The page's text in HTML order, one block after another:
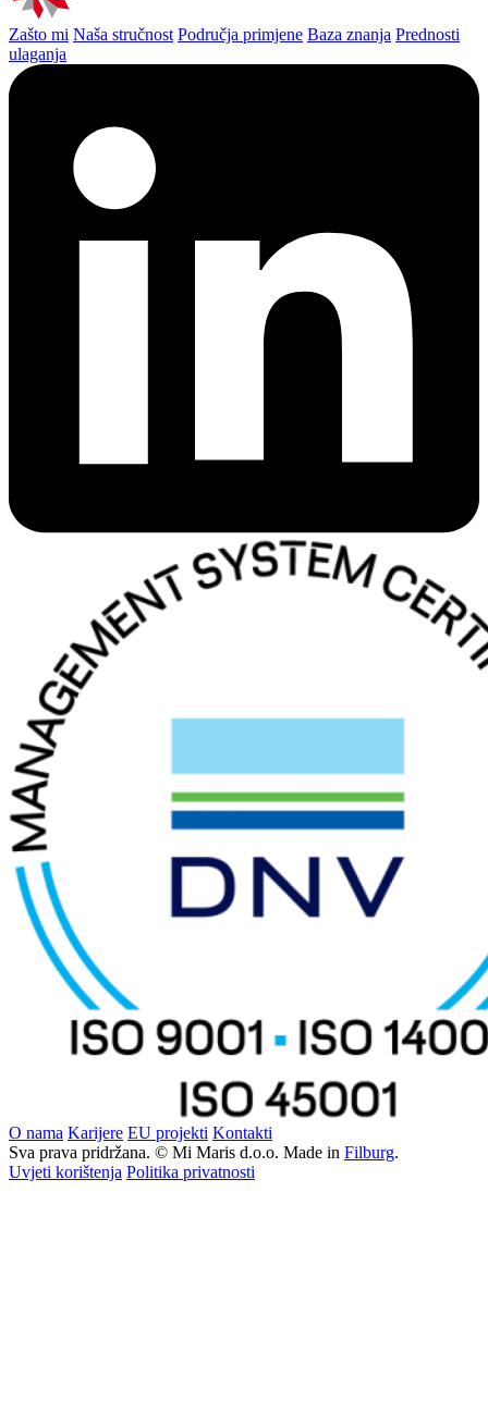
Zašto mi Naša stručnost Područja primjene Baza znanja Prednosti
ulaganja
O nama Karijere EU projekti Kontakti
Sva prava pridržana. © Mi Maris d.o.o. Made in Filburg.
Uvjeti korištenja Politika privatnosti